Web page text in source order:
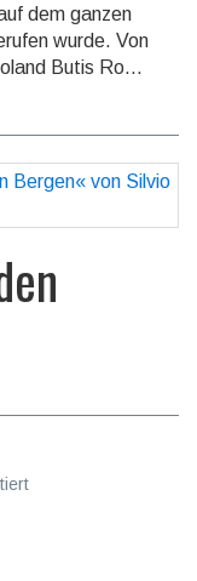
dem ganzen
wurde. Von
Butis Ro...